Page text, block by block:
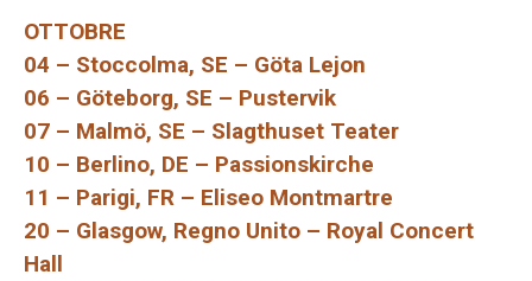
OTTOBRE
04 – Stoccolma, SE – Göta Lejon
06 – Göteborg, SE – Pustervik
07 – Malmö, SE – Slagthuset Teater
10 – Berlino, DE – Passionskirche
11 – Parigi, FR – Eliseo Montmartre
20 – Glasgow, Regno Unito – Royal Concert
Hall